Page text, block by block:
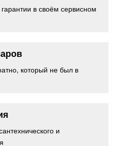
в своём сервисном
который не был в
и